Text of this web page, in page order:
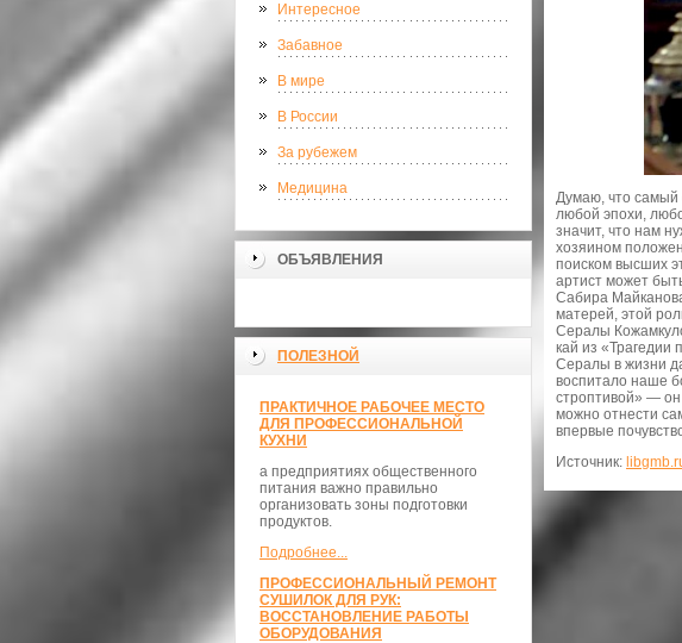
Интересное
Забавное
В мире
В России
За рубежем
Медицина
ОБЪЯВЛЕНИЯ
ПОЛЕЗНОЙ
ПРАКТИЧНОЕ РАБОЧЕЕ МЕСТО
ДЛЯ ПРОФЕССИОНАЛЬНОЙ
КУХНИ
а предприятиях общественного
питания важно правильно
организовать зоны подготовки
продуктов.
Подробнее...
ПРОФЕССИОНАЛЬНЫЙ РЕМОНТ
СУШИЛОК ДЛЯ РУК:
ВОССТАНОВЛЕНИЕ РАБОТЫ
ОБОРУДОВАНИЯ
Думаю, что самый
любой эпохи,
значит, что нам
хозяином
поиском высших
артист может
Сабира
матерей, этой
Сералы
кай из «Трагедии
Сералы в жизни
воспитало наше
строптивой» — он
можно отнести
впервые
Источник: